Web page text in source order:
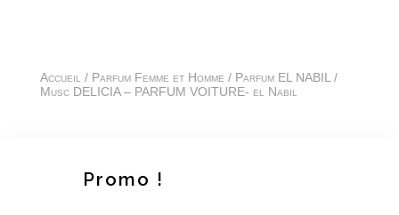
Accueil / Parfum Femme et Homme / Parfum EL NABIL/
Musc DELICIA – PARFUM VOITURE- el Nabil
Promo !